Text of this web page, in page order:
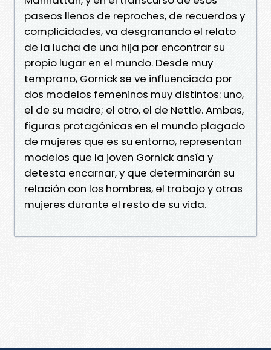
paseos llenos de reproches, de recuerdos y
complicidades, va desgranando el relato
de la lucha de una hija por encontrar su
propio lugar en el mundo. Desde muy
temprano, Gornick se ve influenciada por
dos modelos femeninos muy distintos: uno,
el de su madre; el otro, el de Nettie. Ambas,
figuras protagónicas en el mundo plagado
de mujeres que es su entorno, representan
modelos que la joven Gornick ansía y
detesta encarnar, y que determinarán su
relación con los hombres, el trabajo y otras
mujeres durante el resto de su vida.